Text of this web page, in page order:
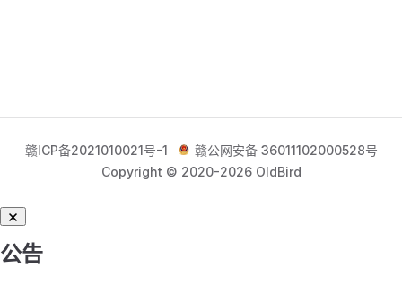
赣ICP备2021010021号-1
赣公网安备 36011102000528号
Copyright © 2020-2026 OldBird
公告